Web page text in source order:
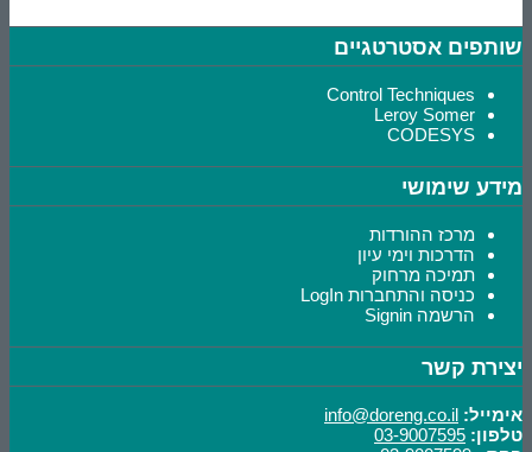
שותפים אסטרטגיים
Control Techniques
Leroy Somer
CODESYS
מידע שימושי
מרכז ההורדות
הדרכות וימי עיון
תמיכה מרחוק
כניסה והתחברות LogIn
הרשמה Signin
יצירת קשר
אימייל: info@doreng.co.il
טלפון: 03-9007595